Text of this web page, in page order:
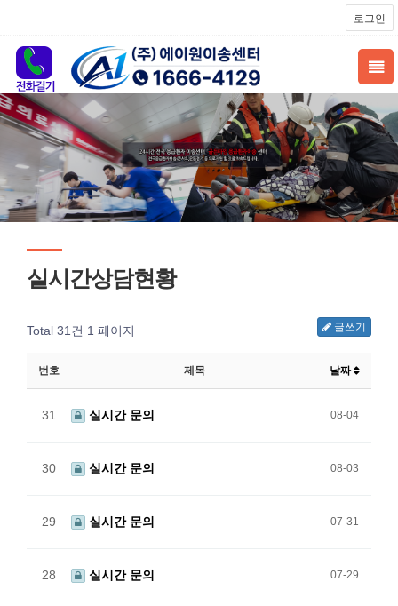
로그인
실시간상담현황
Total 31건 1 페이지 글쓰기
번호 제목 날짜
31 실시간 문의 08-04
30 실시간 문의 08-03
29 실시간 문의 07-31
28 실시간 문의 07-29